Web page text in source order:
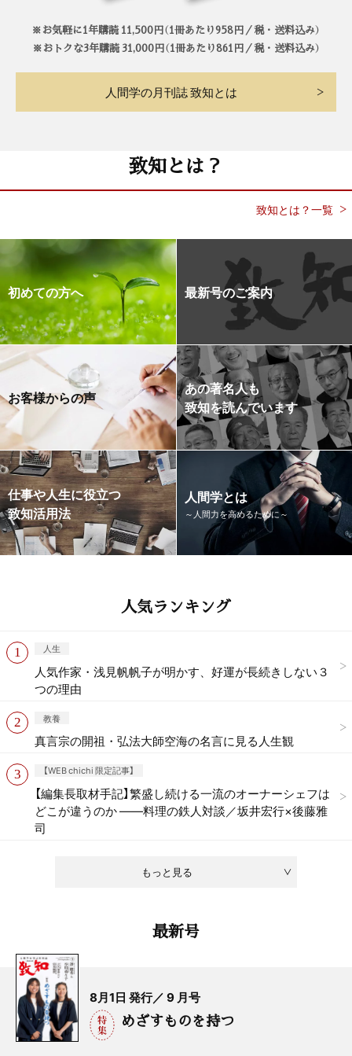
※お気軽に1年購読 11,500円（1冊あたり958円／税・送料込み）
※おトクな3年購読 31,000円（1冊あたり861円／税・送料込み）
人間学の月刊誌 致知とは
致知とは？
致知とは？一覧
初めての方へ 最新号のご案内
お客様からの声
あの著名人も
致知を読んでいます
仕事や人生に役立つ
致知活用法
人間学とは
～人間力を高めるために～
人気ランキング
もっと見る
人生
人気作家・浅見帆帆子が明かす、好運が長続きしない３
つの理由
教養
真言宗の開祖・弘法大師空海の名言に見る人生観
【WEB chichi 限定記事】
【編集長取材手記】繁盛し続ける一流のオーナーシェフは
どこが違うのか ——料理の鉄人対談／坂井宏行×後藤雅
司
最新号
8月1日 発行／ 9 月号
めざすものを持つ